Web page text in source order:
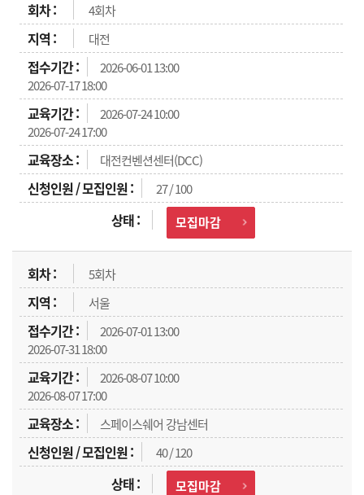
4회차
대전
2026-06-01 13:00
2026-07-17 18:00
2026-07-24 10:00
2026-07-24 17:00
대전컨벤션센터(DCC)
27 / 100
모집마감
5회차
서울
2026-07-01 13:00
2026-07-31 18:00
2026-08-07 10:00
2026-08-07 17:00
스페이스쉐어 강남센터
40 / 120
모집마감